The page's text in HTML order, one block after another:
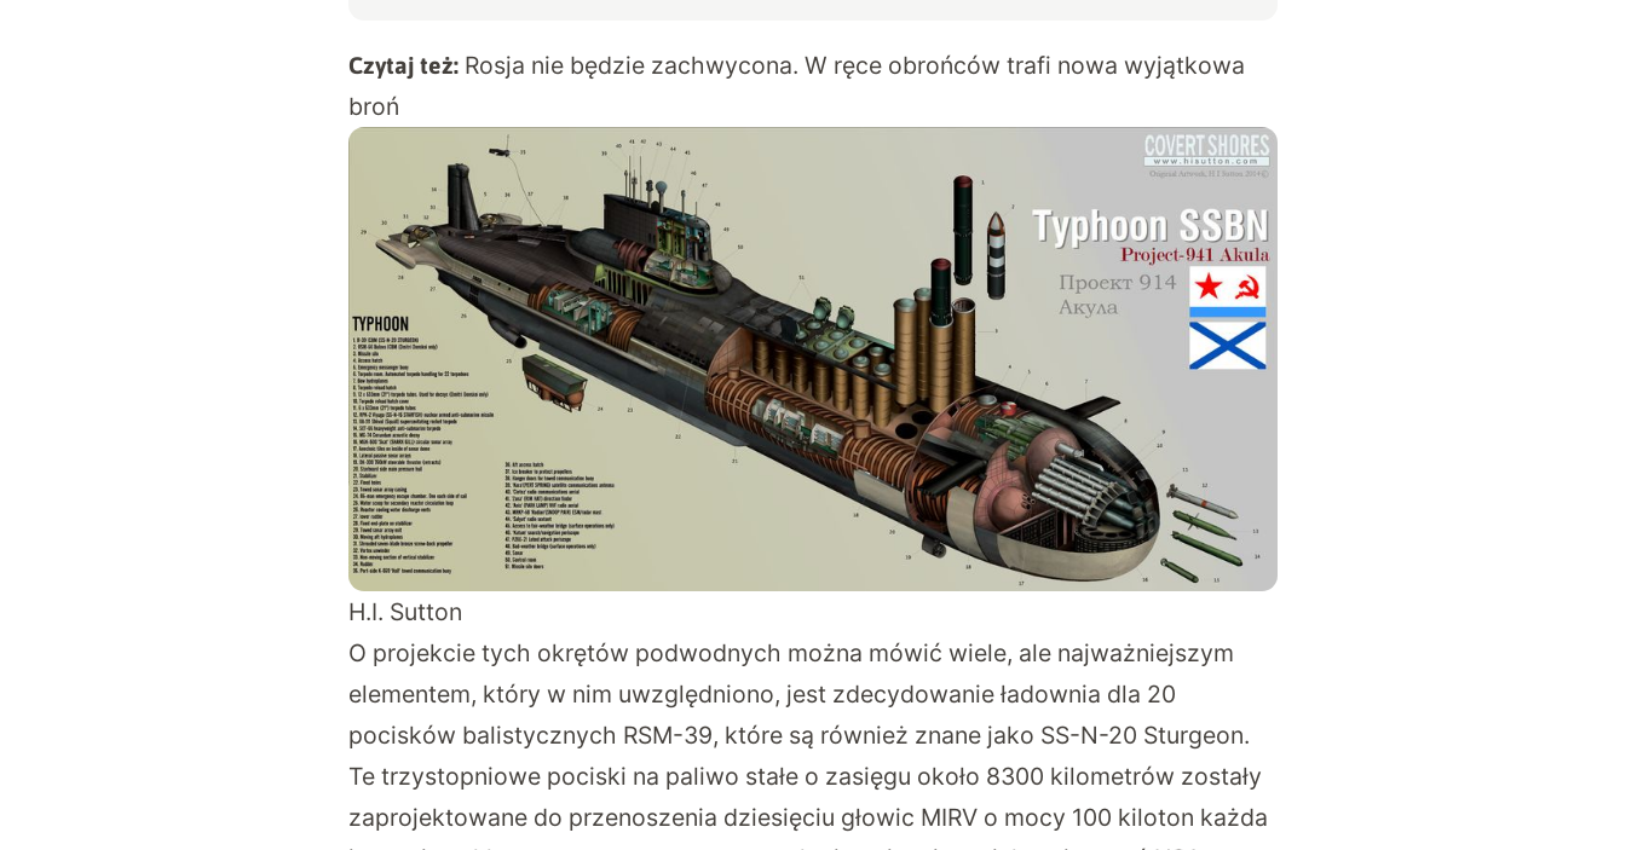
Czytaj też: Rosja nie będzie zachwycona. W ręce obrońców trafi nowa wyjątkowa
broń
H.I. Sutton
O projekcie tych okrętów podwodnych można mówić wiele, ale najważniejszym
elementem, który w nim uwzględniono, jest zdecydowanie ładownia dla 20
pocisków balistycznych RSM-39, które są również znane jako SS-N-20 Sturgeon.
Te trzystopniowe pociski na paliwo stałe o zasięgu około 8300 kilometrów zostały
zaprojektowane do przenoszenia dziesięciu głowic MIRV o mocy 100 kiloton każda